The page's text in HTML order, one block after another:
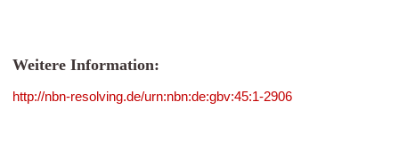
Weitere Information:
http://nbn-resolving.de/urn:nbn:de:gbv:45:1-2906